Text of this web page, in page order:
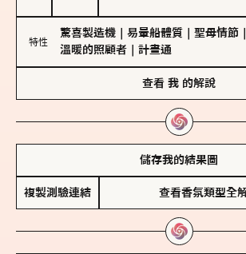
特性
驚喜製造機 易暈船體質 聖母情節
溫暖的照顧者
計畫通
查看 我 的解說
儲存我的結果圖
複製測驗連結 查看香氛類型全